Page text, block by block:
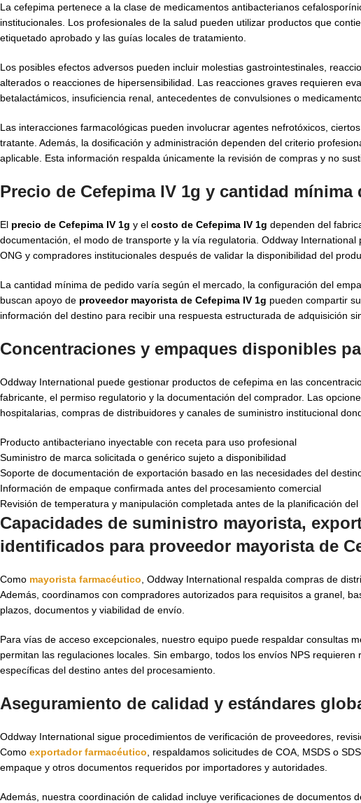
La cefepima pertenece a la clase de medicamentos antibacterianos
institucionales. Los profesionales de la salud pueden utilizar productos que
etiquetado aprobado y las guías locales de tratamiento.
Los posibles efectos adversos pueden incluir molestias gastrointestinales,
alterados o reacciones de hipersensibilidad. Las reacciones graves requieren
betalactámicos, insuficiencia renal, antecedentes de convulsiones o
Las interacciones farmacológicas pueden involucrar agentes nefrotóxicos,
tratante. Además, la dosificación y administración dependen del criterio
aplicable. Esta información respalda únicamente la revisión de compras y no
Precio de Cefepima IV 1g y cantidad mínima
El precio de Cefepima IV 1g y el costo de Cefepima IV 1g dependen del
documentación, el modo de transporte y la vía regulatoria. Oddway
ONG y compradores institucionales después de validar la disponibilidad del
La cantidad mínima de pedido varía según el mercado, la configuración del
buscan apoyo de proveedor mayorista de Cefepima IV 1g pueden compartir
información del destino para recibir una respuesta estructurada de adquisición
Concentraciones y empaques disponibles
Oddway International puede gestionar productos de cefepima en las
fabricante, el permiso regulatorio y la documentación del comprador. Las
hospitalarias, compras de distribuidores y canales de suministro institucional
Producto antibacteriano inyectable con receta para uso profesional
Suministro de marca solicitada o genérico sujeto a disponibilidad
Soporte de documentación de exportación basado en las necesidades del
Información de empaque confirmada antes del procesamiento comercial
Revisión de temperatura y manipulación completada antes de la planificación
Capacidades de suministro mayorista,
identificados para proveedor mayorista de
Como mayorista farmacéutico , Oddway International respalda compras de
Además, coordinamos con compradores autorizados para requisitos a granel,
plazos, documentos y viabilidad de envío.
Para vías de acceso excepcionales, nuestro equipo puede respaldar consultas
permitan las regulaciones locales. Sin embargo, todos los envíos NPS
específicas del destino antes del procesamiento.
Aseguramiento de calidad y estándares
Oddway International sigue procedimientos de verificación de proveedores,
Como exportador farmacéutico , respaldamos solicitudes de COA, MSDS o
empaque y otros documentos requeridos por importadores y autoridades.
Además, nuestra coordinación de calidad incluye verificaciones de